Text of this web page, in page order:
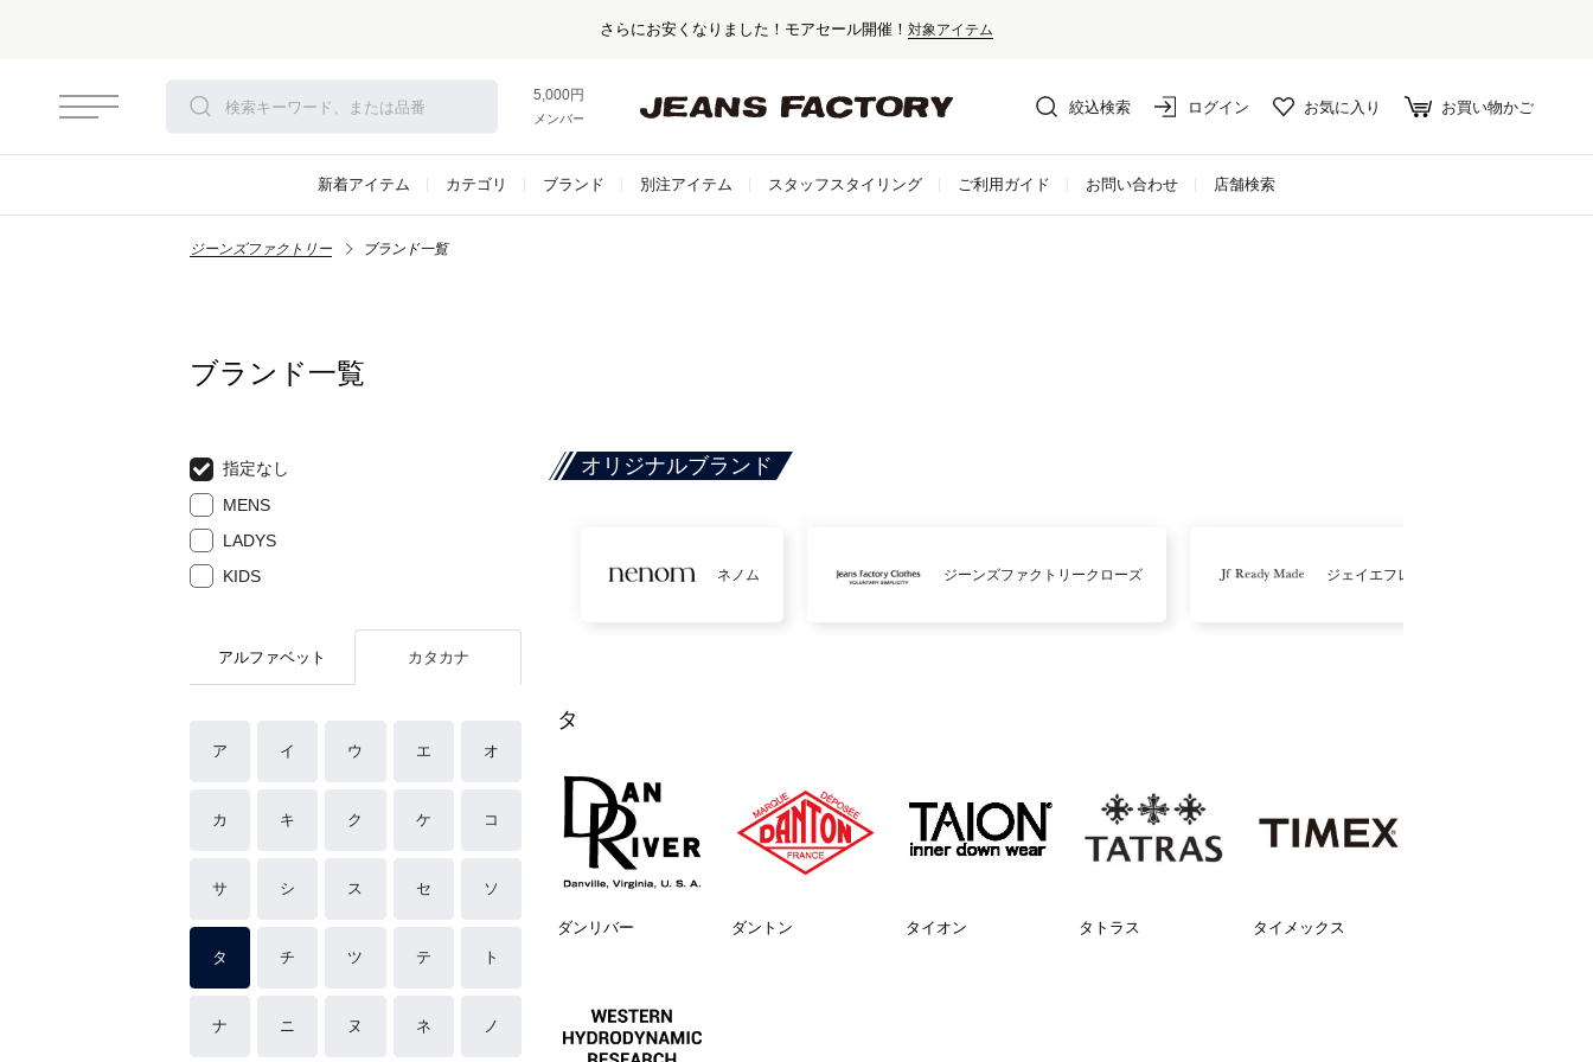
さらにお安くなりました！モアセール開催！ 対象アイテム
5,000円以上お買い上げで送料無料！
メンバー登録でお得な情報をゲット。さらに詳しく
絞込検索 ログイン お気に入り お買い物かご
新着アイテム カテゴリ ブランド 別注アイテム スタッフスタイリング ご利用ガイド お問い合わせ 店舗検索
ジーンズファクトリー ブランド一覧
ブランド一覧
指定なし
MENS
LADYS
KIDS
アルファベット カタカナ
ア イ ウ エ オ
カ キ ク ケ コ
サ シ ス セ ソ
タ チ ツ テ ト
ナ ニ ヌ ネ ノ
オリジナルブランド
ネノム ジーンズファクトリークローズ ジェイエフレディメイド
タ
ダンリバー ダントン タイオン タトラス タイメックス